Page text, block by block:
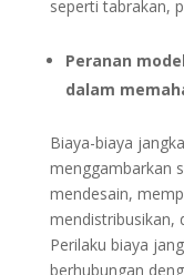
seperti tabrakan,
Peranan
dalam
Biaya-biaya
menggambarkan
mendesain,
mendistribusikan,
Perilaku biaya
berhubungan